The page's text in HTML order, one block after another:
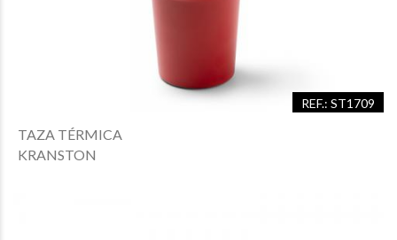
REF.: ST1709
TAZA TÉRMICA
KRANSTON